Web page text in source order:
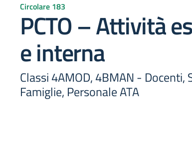
Circolare 183
PCTO – Attività
e interna
Classi 4AMOD, 4BMAN - Docenti,
Famiglie, Personale ATA